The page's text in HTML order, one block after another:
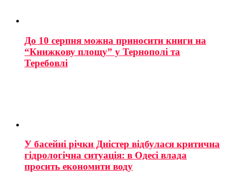
До 10 серпня можна приносити книги на
“Книжкову площу” у Тернополі та
Теребовлі
У басейні річки Дністер відбулася критична
гідрологічна ситуація: в Одесі влада
просить економити воду